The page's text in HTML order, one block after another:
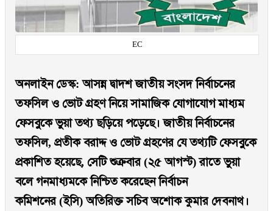
EC
অনলাইন ডেস্ক: আসন্ন দ্বাদশ জাতীয় সংসদ নির্বাচনের
তফসিল ও ভোট গ্রহণ নিয়ে সামাজিক যোগাযোগ মাধ্যম
ফেসবুকে ভুয়া তথ্য ছড়িয়ে পড়েছে। জাতীয় নির্বাচনের
তফসিল, প্রতীক বরাদ্দ ও ভোট গ্রহণের যে তথ্যটি ফেসবুকে
প্রকাশিত হয়েছে, সেটি শুক্রবার (২৫ আগস্ট) রাতে ভুয়া
বলে গনমাধ্যমকে নিশ্চিত করেছেন নির্বাচন
কমিশনের (ইসি) অতিরিক্ত সচিব অশোক কুমার দেবনাথ।